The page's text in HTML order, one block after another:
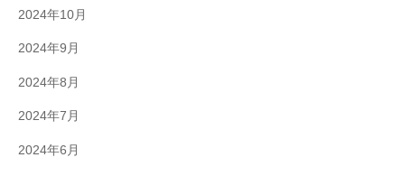
2024年10月
2024年9月
2024年8月
2024年7月
2024年6月